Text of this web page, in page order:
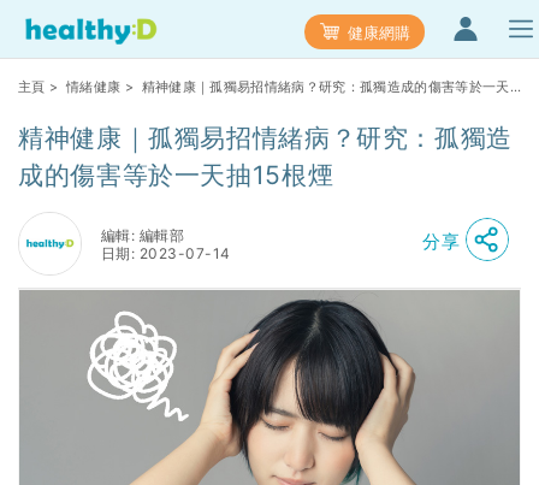
健康網購
主頁 >情緒健康 > 精神健康｜孤獨易招情緒病？研究：孤獨造成的傷害等於一天
精神健康｜孤獨易招情緒病？研究：孤獨造
成的傷害等於一天抽15根煙
編輯: 編輯部
日期: 2023-07-14
分享